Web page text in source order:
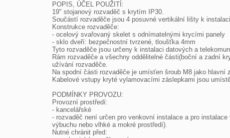
POPIS, ÚČEL POUŽITÍ:
19" stojanový rozvaděč s krytím IP30.
Součástí rozvaděče jsou 4 posuvné vertikální lišty k
Konstrukce rozvaděče:
- ocelový svařovaný skelet s odnímatelnými krycími panely
- sklo dveří: bezpečnostní tvrzené, tloušťka 4mm
Tyto rozvaděče jsou určeny k instalaci datových a
Rám rozvaděče a všechny oddělitelné části(boční a zadní
užívání rozvaděče.
Na spodní části rozvaděče je umísťen šroub M8 jako hlavní
Kabelové vstupy kryté vylamovacími záslepkami jsou
PODMÍNKY PROVOZU:
Provozní prostředí:
- kancelářské
- rozvaděč není určen pro venkovní instalace a pro
výbuchu nebo vlhké a mokré prostředí).
Nutné chránit před: